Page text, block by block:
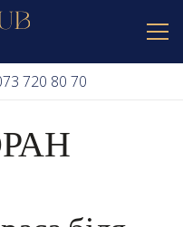
720 80 70